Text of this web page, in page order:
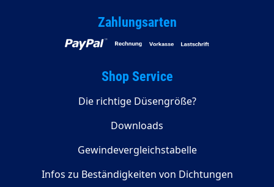
Zahlungsarten
Shop Service
Die richtige Düsengröße?
Downloads
Gewindevergleichstabelle
Infos zu Beständigkeiten von Dichtungen